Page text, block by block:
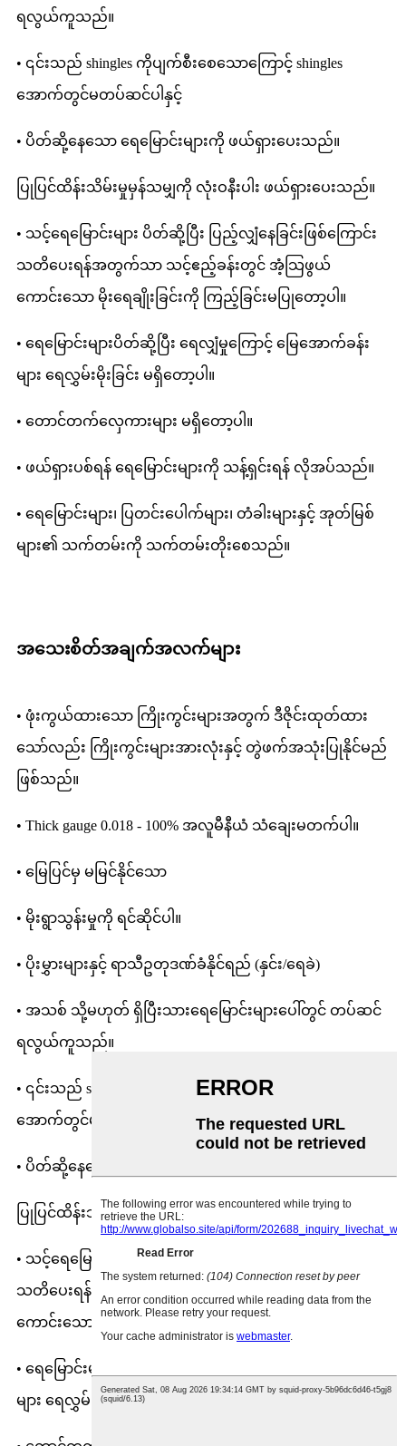
ရလွယ်ကူသည်။
• ၎င်းသည် shingles ကိုပျက်စီးစေသောကြောင့် shingles
အောက်တွင်မတပ်ဆင်ပါနှင့်
• ပိတ်ဆို့နေသော ရေမြောင်းများကို ဖယ်ရှားပေးသည်။
ပြုပြင်ထိန်းသိမ်းမှုမှန်သမျှကို လုံးဝနီးပါး ဖယ်ရှားပေးသည်။
• သင့်ရေမြောင်းများ ပိတ်ဆို့ပြီး ပြည့်လျှံနေခြင်းဖြစ်ကြောင်း
သတိပေးရန်အတွက်သာ သင့်ဧည့်ခန်းတွင် အံ့သြဖွယ်
ကောင်းသော မိုးရေချိုးခြင်းကို ကြည့်ခြင်းမပြုတော့ပါ။
• ရေမြောင်းများပိတ်ဆို့ပြီး ရေလျှံမှုကြောင့် မြေအောက်ခန်း
များ ရေလွှမ်းမိုးခြင်း မရှိတော့ပါ။
• တောင်တက်လှေကားများ မရှိတော့ပါ။
• ဖယ်ရှားပစ်ရန် ရေမြောင်းများကို သန့်ရှင်းရန် လိုအပ်သည်။
• ရေမြောင်းများ၊ ပြတင်းပေါက်များ၊ တံခါးများနှင့် အုတ်မြစ်
များ၏ သက်တမ်းကို သက်တမ်းတိုးစေသည်။
အသေးစိတ်အချက်အလက်များ
• ဖုံးကွယ်ထားသော ကြိုးကွင်းများအတွက် ဒီဇိုင်းထုတ်ထား
သော်လည်း ကြိုးကွင်းများအားလုံးနှင့် တွဲဖက်အသုံးပြုနိုင်မည်
ဖြစ်သည်။
• Thick gauge 0.018 - 100% အလူမီနီယံ သံချေးမတက်ပါ။
• မြေပြင်မှ မမြင်နိုင်သော
• မိုးရွာသွန်းမှုကို ရင်ဆိုင်ပါ။
• ပိုးမွှားများနှင့် ရာသီဥတုဒဏ်ခံနိုင်ရည် (နှင်း/ရေခဲ)
• အသစ် သို့မဟုတ် ရှိပြီးသားရေမြောင်းများပေါ်တွင် တပ်ဆင်
ရလွယ်ကူသည်။
• ၎င်းသည် shingles ကိုပျက်စီးစေသောကြောင့် shingles
အောက်တွင်မတပ်ဆင်ပါနှင့်
• ပိတ်ဆို့နေသော ရေမြောင်းများကို ဖယ်ရှားပေးသည်။
ပြုပြင်ထိန်းသိမ်းမှုမှန်သမျှကို လုံးဝနီးပါး ဖယ်ရှားပေးသည်။
• သင့်ရေမြောင်းများ ပိတ်ဆို့ပြီး ပြည့်လျှံနေခြင်းဖြစ်ကြောင်း
သတိပေးရန်အတွက်သာ သင့်ဧည့်ခန်းတွင် အံ့သြဖွယ်
ကောင်းသော မိုးရေချိုးခြင်းကို ကြည့်ခြင်းမပြုတော့ပါ။
• ရေမြောင်းများပိတ်ဆို့ပြီး ရေလျှံမှုကြောင့် မြေအောက်ခန်း
များ ရေလွှမ်းမိုးခြင်း မရှိတော့ပါ။